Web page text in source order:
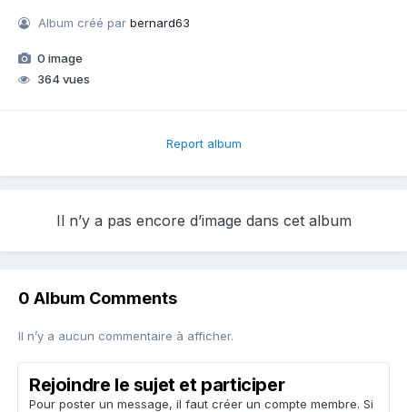
Album créé parbernard63
0 image
364 vues
Report album
Il n’y a pas encore d’image dans cet album
0 Album Comments
Il n’y a aucun commentaire à afficher.
Rejoindre le sujet et participer
Pour poster un message, il faut créer un compte membre. Si